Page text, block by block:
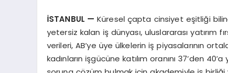
İSTANBUL — Küresel çapta cinsiyet eşitliği
yetersiz kalan iş dünyası, uluslararası yatırım
verileri, AB’ye üye ülkelerin iş piyasalarının
kadınların işgücüne katılım oranını 37’den